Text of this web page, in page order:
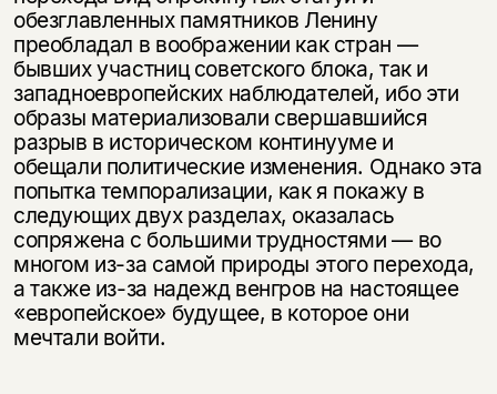
обезглавленных памятников Ленину
преобладал в воображении как стран —
бывших участниц советского блока, так и
запад­ноевропейских наблюдателей, ибо эти
образы материализовали свершав­шийся
разрыв в историческом континууме и
обещали политические измене­ния. Однако эта
попытка темпорализации, как я покажу в
следующих двух разделах, оказалась
сопряжена с большими трудностями — во
многом из-за самой природы этого перехода,
а также из-за надежд венгров на настоящее
«европейское» будущее, в которое они
мечтали войти.